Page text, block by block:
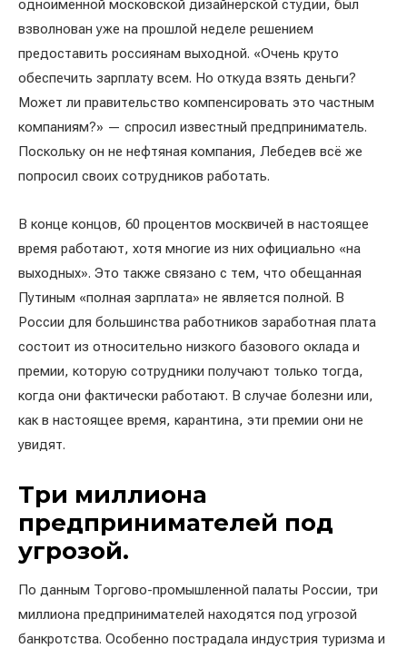
одноименной московской дизайнерской студии, был
взволнован уже на прошлой неделе решением
предоставить россиянам выходной. «Очень круто
обеспечить зарплату всем. Но откуда взять деньги?
Может ли правительство компенсировать это частным
компаниям?» — спросил известный предприниматель.
Поскольку он не нефтяная компания, Лебедев всё же
попросил своих сотрудников работать.
В конце концов, 60 процентов москвичей в настоящее
время работают, хотя многие из них официально «на
выходных». Это также связано с тем, что обещанная
Путиным «полная зарплата» не является полной. В
России для большинства работников заработная плата
состоит из относительно низкого базового оклада и
премии, которую сотрудники получают только тогда,
когда они фактически работают. В случае болезни или,
как в настоящее время, карантина, эти премии они не
увидят.
Три миллиона
предпринимателей под
угрозой.
По данным Торгово-промышленной палаты России, три
миллиона предпринимателей находятся под угрозой
банкротства. Особенно пострадала индустрия туризма и